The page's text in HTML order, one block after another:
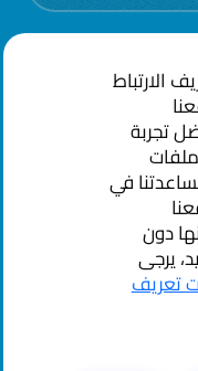
و الاحكام
ش.م.ع. جميع الحقوق
الارتباط
تجربة
في
دون
يرجى
تعريف